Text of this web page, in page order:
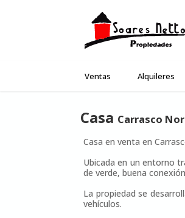
Ventas Alquileres
Casa Carrasco
Casa en venta en
Ubicada en un entorno
de verde, buena
La propiedad se
vehículos.